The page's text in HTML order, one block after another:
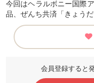
今回はヘラルボニー国際
品、ぜんち共済「きょう
会員登録すると